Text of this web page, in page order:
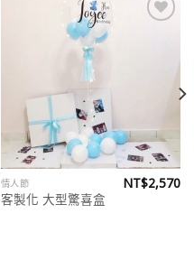
情人節
客製化 大型驚喜盒
NT$2,570